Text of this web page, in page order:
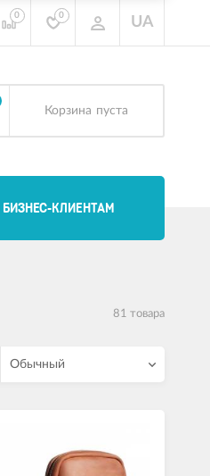
0 0 UA
Корзина пуста
БИЗНЕС-КЛИЕНТАМ
81 товара
Обычный